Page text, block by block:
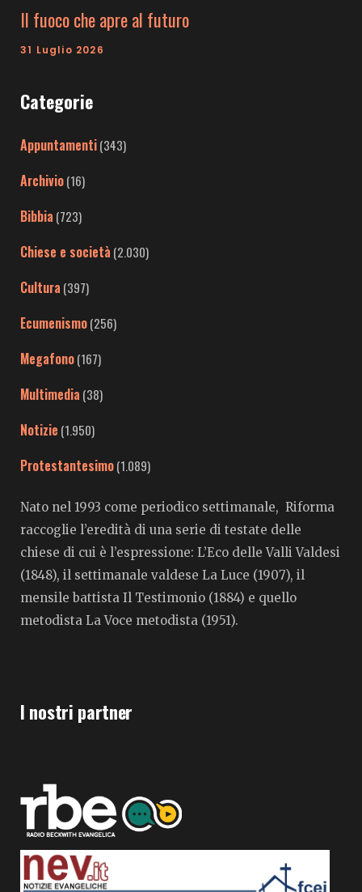
Il fuoco che apre al futuro
31 Luglio 2026
Categorie
Appuntamenti(343)
Archivio(16)
Bibbia (723)
Chiese e società (2.030)
Cultura (397)
Ecumenismo(256)
Megafono(167)
Multimedia (38)
Notizie (1.950)
Protestantesimo(1.089)
Nato nel 1993 come periodico settimanale, Riforma
raccoglie l’eredità di una serie di testate delle
chiese di cui è l’espressione: L’Eco delle Valli Valdesi
(1848), il settimanale valdese La Luce (1907), il
mensile battista Il Testimonio (1884) e quello
metodista La Voce metodista (1951).
I nostri partner